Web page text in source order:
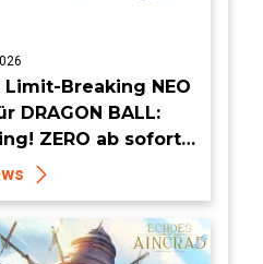
Limit-Breaking NEO
DRAGON BALL:
ZERO ab sofort